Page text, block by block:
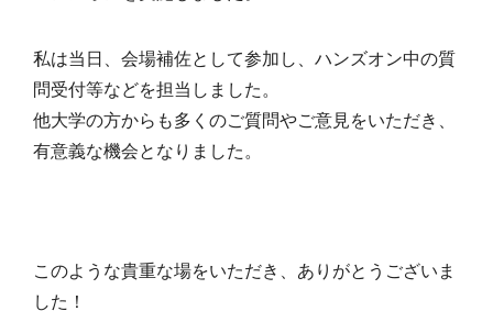
私は当日、会場補佐として参加し、ハンズオン中の質
問受付等などを担当しました。
他大学の方からも多くのご質問やご意見をいただき、
有意義な機会となりました。
このような貴重な場をいただき、ありがとうございま
した！